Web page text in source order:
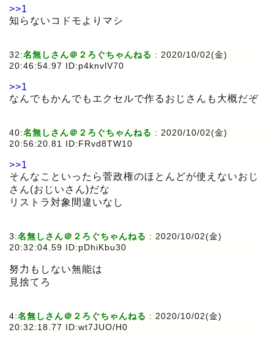
>>1
知らないコドモよりマシ
32:名無しさん＠２ろぐちゃんねる : 2020/10/02(金)
20:46:54.97 ID:p4knvlV70
>>1
なんでもかんでもエクセルで作るおじさんも大概だぞ
40:名無しさん＠２ろぐちゃんねる : 2020/10/02(金)
20:56:20.81 ID:FRvd8TW10
>>1
そんなこといったら菅政権のほとんどが使えないおじ
さん(おじいさん)だな
リストラ対象間違いなし
3:名無しさん＠２ろぐちゃんねる : 2020/10/02(金)
20:32:04.59 ID:pDhiKbu30
努力もしない無能は
見捨てろ
4:名無しさん＠２ろぐちゃんねる : 2020/10/02(金)
20:32:18.77 ID:wt7JUO/H0